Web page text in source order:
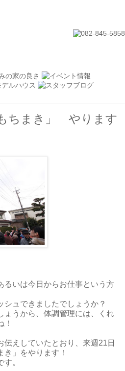
ちまき」 やります
るいは今日からお仕事という方
シュできましたでしょうか？
ょうから、体調管理には、くれ
！
伝えしていたとおり、来週21日
き」をやります！
。